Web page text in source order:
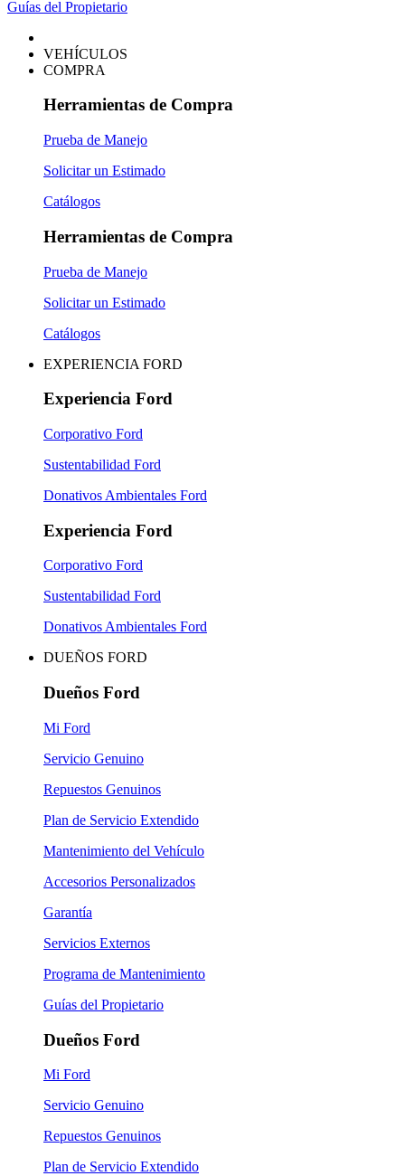
Guías del Propietario
VEHÍCULOS
COMPRA
Herramientas de Compra
Prueba de Manejo
Solicitar un Estimado
Catálogos
Herramientas de Compra
Prueba de Manejo
Solicitar un Estimado
Catálogos
EXPERIENCIA FORD
Experiencia Ford
Corporativo Ford
Sustentabilidad Ford
Donativos Ambientales Ford
Experiencia Ford
Corporativo Ford
Sustentabilidad Ford
Donativos Ambientales Ford
DUEÑOS FORD
Dueños Ford
Mi Ford
Servicio Genuino
Repuestos Genuinos
Plan de Servicio Extendido
Mantenimiento del Vehículo
Accesorios Personalizados
Garantía
Servicios Externos
Programa de Mantenimiento
Guías del Propietario
Dueños Ford
Mi Ford
Servicio Genuino
Repuestos Genuinos
Plan de Servicio Extendido